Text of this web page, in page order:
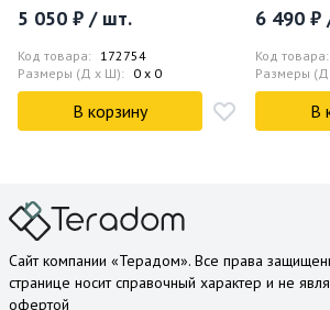
5 050 ₽ / шт.
Код товара: 172754
Размеры (Д x Ш): 0 x 0
В корзину
6 490 ₽
Код товара:
Размеры
В
Сайт компании «Терадом». Все права
странице носит справочный характер и не
офертой